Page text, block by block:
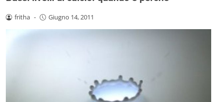
fritha - Giugno 14, 2011